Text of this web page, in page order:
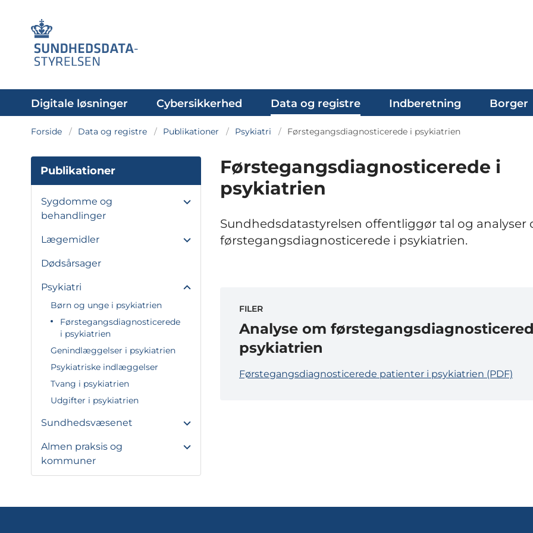
Digitale løsninger Cybersikkerhed Data og registre Indberetning Borger
Forside Data og registre Publikationer Psykiatri Førstegangsdiagnosticerede i psykiatrien
Publikationer
Sygdomme og
behandlinger
Lægemidler
Dødsårsager
Psykiatri
Børn og unge i psykiatrien
Førstegangsdiagnosticerede
i psykiatrien
Genindlæggelser i psykiatrien
Psykiatriske indlæggelser
Tvang i psykiatrien
Udgifter i psykiatrien
Sundhedsvæsenet
Almen praksis og
kommuner
Førstegangsdiagnosticerede i
psykiatrien
Sundhedsdatastyrelsen offentliggør tal og analyser
førstegangsdiagnosticerede i psykiatrien.
FILER
Analyse om
psykiatrien
Førstegangsdiagnosticerede patienter i psykiatrien (PDF)